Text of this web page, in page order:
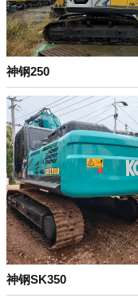
神钢250
神钢SK350